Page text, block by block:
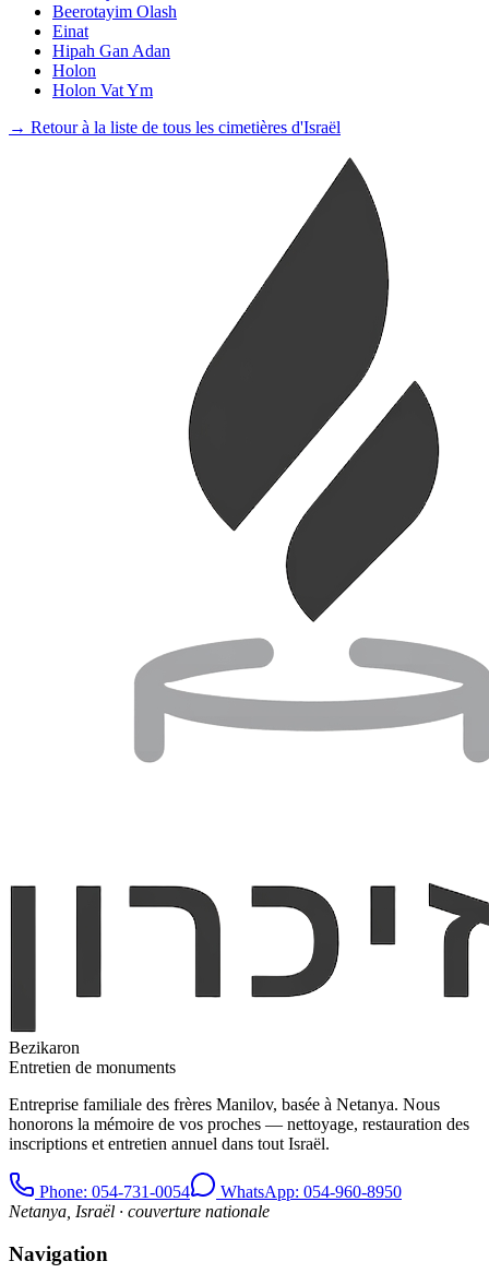
Beerotayim Olash
Einat
Hipah Gan Adan
Holon
Holon Vat Ym
→ Retour à la liste de tous les cimetières d'Israël
Bezikaron
Entretien de monuments
Entreprise familiale des frères Manilov, basée à Netanya. Nous
honorons la mémoire de vos proches — nettoyage, restauration des
inscriptions et entretien annuel dans tout Israël.
Phone: 054-731-0054
WhatsApp: 054-960-8950
Netanya, Israël · couverture nationale
Navigation